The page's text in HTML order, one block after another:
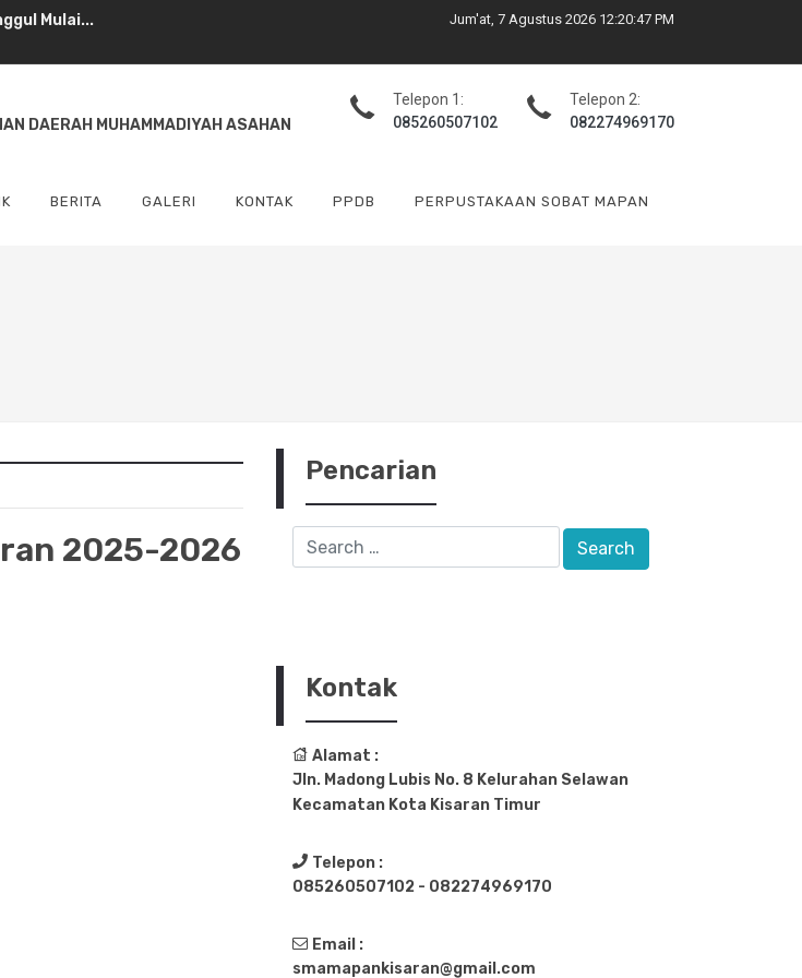
Mulai...
...
Jum'at, 7 Agustus 2026 12:20:48 PM
DAERAH MUHAMMADIYAH ASAHAN
Telepon 1:
085260507102
Telepon 2:
082274969170
BERITA GALERI KONTAK PPDB PERPUSTAKAAN SOBAT MAPAN
2025-2026
Pencarian
Kontak
Alamat :
Jln. Madong Lubis No. 8 Kelurahan Selawan
Kecamatan Kota Kisaran Timur
Telepon :
085260507102 - 082274969170
Email :
smamapankisaran@gmail.com